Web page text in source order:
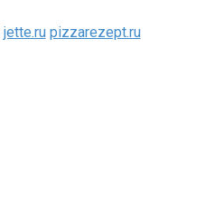
jette.ru pizzarezept.ru